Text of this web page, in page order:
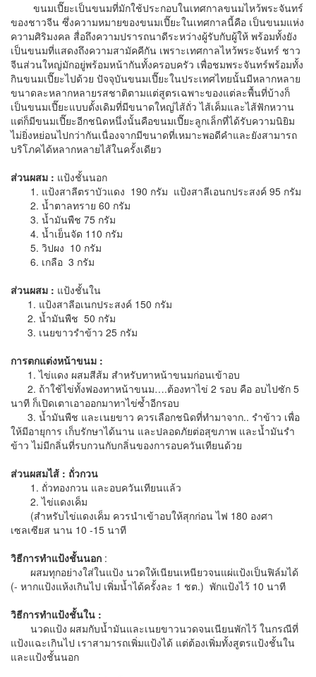
ขนมเปี๊ยะเป็นขนมที่มักใช้ประกอบในเทศกาลขนมไหว้พระจันทร์
ของชาวจีน ซึ่งความหมายของขนมเปี๊ยะในเทศกาลนี้คือ เป็นขนมแห่ง
ความศิริมงคล สื่อถึงความปรารถนาดีระหว่างผู้รับกับผู้ให้ พร้อมทั้งยัง
เป็นขนมที่แสดงถึงความสามัคคีกัน เพราะเทศกาลไหว้พระจันทร์ ชาว
จีนส่วนใหญ่มักอยู่พร้อมหน้ากันทั้งครอบครัว เพื่อชมพระจันทร์พร้อมทั้ง
กินขนมเปี๊ยะไปด้วย ปัจจุบันขนมเปี๊ยะในประเทศไทยนั้นมีหลากหลาย
ขนาดละหลากหลายรสชาติตามแต่สูตรเฉพาะของแต่ละพื้นที่บ้างก็
เป็นขนมเปี๊ยะแบบดั้งเดิมที่มีขนาดใหญ่ไส้ถั่ว ไส้เค็มและไส้ฟักหวาน
แต่ก็มีขนมเปี๊ยะอีกชนิดหนึ่งนั้นคือขนมเปี๊ยะลูกเล็กที่ได้รับความนิยิม
ไม่ยิ่งหย่อนไปกว่ากันเนื่องจากมีขนาดที่เหมาะพอดีคำและยังสามารถ
บริโภคได้หลากหลายไส้ในครั้งเดียว
ส่วนผสม : แป้งชั้นนอก
1. แป้งสาลีตราบัวแดง 190 กรัม แป้งสาลีเอนกประสงค์ 95 กรัม
2. น้ำตาลทราย 60 กรัม
3. น้ำมันพืช 75 กรัม
4. น้ำเย็นจัด 110 กรัม
5. วิปผง 10 กรัม
6. เกลือ 3 กรัม
ส่วนผสม : แป้งชั้นใน
1. แป้งสาลีอเนกประสงค์ 150 กรัม
2. น้ำมันพืช 50 กรัม
3. เนยขาวรำข้าว 25 กรัม
การตกแต่งหน้าขนม :
1. ไข่แดง ผสมสีส้ม สำหรับทาหน้าขนมก่อนเข้าอบ
2. ถ้าใช้ไข่ทั้งฟองทาหน้าขนม….ต้องทาไข่ 2 รอบ คือ อบไปซัก 5
นาที ก็เปิดเตาเอาออกมาทาไข่ซ้ำอีกรอบ
3. น้ำมันพืช และเนยขาว ควรเลือกชนิดที่ทำมาจาก.. รำข้าว เพื่อ
ให้มีอายุการ เก็บรักษาได้นาน และปลอดภัยต่อสุขภาพ และน้ำมันรำ
ข้าว ไม่มีกลิ่นที่รบกวนกับกลิ่นของการอบควันเทียนด้วย
ส่วนผสมไส้ : ถั่วกวน
1. ถั่วทองกวน และอบควันเทียนแล้ว
2. ไข่แดงเค็ม
(สำหรับไข่แดงเค็ม ควรนำเข้าอบให้สุกก่อน ไฟ 180 องศา
เซลเซียส นาน 10 -15 นาที
วิธีการทำแป้งชั้นนอก :
ผสมทุกอย่างใส่ในแป้ง นวดให้เนียนเหนียวจนแผ่แป้งเป็นฟิล์มได้
(- หากแป้งแห้งเกินไป เพิ่มน้ำได้ครั้งละ 1 ชต.) พักแป้งไว้ 10 นาที
วิธีการทำแป้งชั้นใน :
นวดแป้ง ผสมกับน้ำมันและเนยขาวนวดจนเนียนพักไว้ ในกรณีที่
แป้งแฉะเกินไป เราสามารถเพิ่มแป้งได้ แต่ต้องเพิ่มทั้งสูตรแป้งชั้นใน
และแป้งชั้นนอก